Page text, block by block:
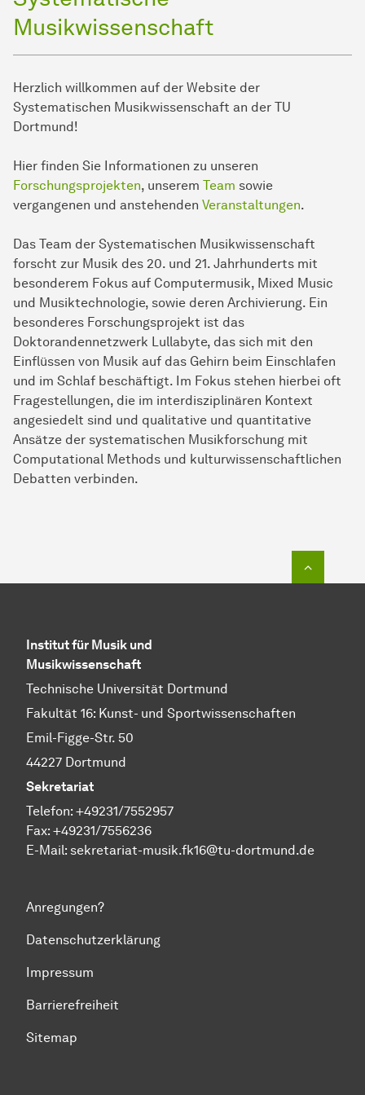
Musikwissenschaft
Herzlich willkommen auf der Website der
Systematischen Musikwissenschaft an der TU
Dortmund!
Hier finden Sie Informationen zu unseren
Forschungsprojekten, unserem Team sowie
vergangenen und anstehenden Veranstaltungen.
Das Team der Systematischen Musikwissenschaft
forscht zur Musik des 20. und 21. Jahrhunderts mit
besonderem Fokus auf Computermusik, Mixed Music
und Musiktechnologie, sowie deren Archivierung. Ein
besonderes Forschungsprojekt ist das
Doktorandennetzwerk Lullabyte, das sich mit den
Einflüssen von Musik auf das Gehirn beim Einschlafen
und im Schlaf beschäftigt. Im Fokus stehen hierbei oft
Fragestellungen, die im interdisziplinären Kontext
angesiedelt sind und qualitative und quantitative
Ansätze der systematischen Musikforschung mit
Computational Methods und kulturwissenschaftlichen
Debatten verbinden.
Institut für Musik und
Musikwissenschaft
Technische Universität Dortmund
Fakultät 16: Kunst- und Sportwissenschaften
Emil-Figge-Str. 50
44227 Dortmund
Sekretariat
Telefon: +49231/7552957
Fax: +49231/7556236
E-Mail: sekretariat-musik.fk16@tu-dortmund.de
Anregungen?
Datenschutzerklärung
Impressum
Barrierefreiheit
Sitemap